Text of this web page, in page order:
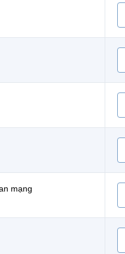
mạng